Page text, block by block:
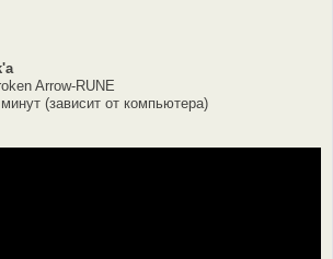
Arrow-RUNE
(зависит от компьютера)